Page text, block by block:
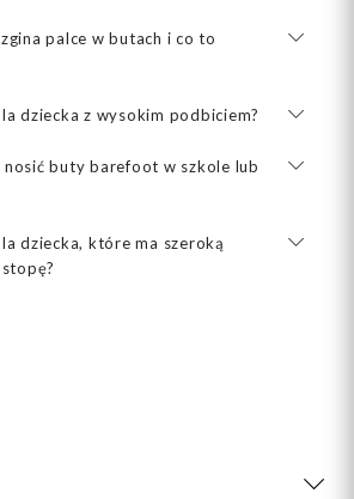
palce w butach i co to
dziecka z wysokim podbiciem?
nosić buty barefoot w szkole lub
dziecka, które ma szeroką